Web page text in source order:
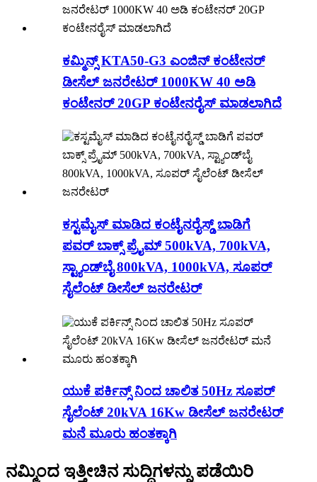
ಕಮ್ಮಿನ್ಸ್ KTA50-G3 ಎಂಜಿನ್ ಕಂಟೇನರ್
ಡೀಸೆಲ್ ಜನರೇಟರ್ 1000KW 40 ಅಡಿ
ಕಂಟೇನರ್ 20GP ಕಂಟೇನರೈಸ್ ಮಾಡಲಾಗಿದೆ
ಕಸ್ಟಮೈಸ್ ಮಾಡಿದ ಕಂಟೈನರೈಸ್ಡ್ ಬಾಡಿಗೆ
ಪವರ್ ಬಾಕ್ಸ್ ಪ್ರೈಮ್ 500kVA, 700kVA,
ಸ್ಟ್ಯಾಂಡ್‌ಬೈ 800kVA, 1000kVA, ಸೂಪರ್
ಸೈಲೆಂಟ್ ಡೀಸೆಲ್ ಜನರೇಟರ್
ಯುಕೆ ಪರ್ಕಿನ್ಸ್ ನಿಂದ ಚಾಲಿತ 50Hz ಸೂಪರ್
ಸೈಲೆಂಟ್ 20kVA 16Kw ಡೀಸೆಲ್ ಜನರೇಟರ್
ಮನೆ ಮೂರು ಹಂತಕ್ಕಾಗಿ
ನಮ್ಮಿಂದ ಇತ್ತೀಚಿನ ಸುದ್ದಿಗಳನ್ನು ಪಡೆಯಿರಿ